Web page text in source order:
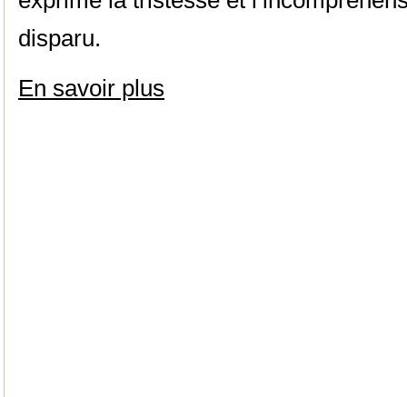
disparu.
En savoir plus